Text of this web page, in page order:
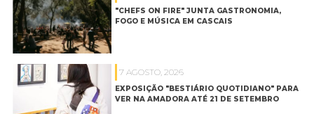
"CHEFS ON FIRE" JUNTA GASTRONOMIA,
FOGO E MÚSICA EM CASCAIS
7 AGOSTO, 2026
EXPOSIÇÃO "BESTIÁRIO QUOTIDIANO" PARA
VER NA AMADORA ATÉ 21 DE SETEMBRO